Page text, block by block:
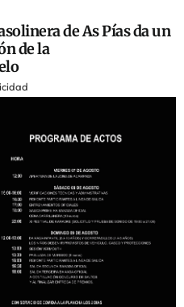
de As Pías da un
de la